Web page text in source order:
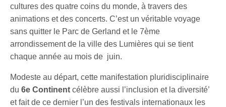
cultures des quatre coins du monde, à travers des
animations et des concerts. C’est un véritable voyage
sans quitter le Parc de Gerland et le 7ème
arrondissement de la ville des Lumières qui se tient
chaque année au mois de juin.
Modeste au départ, cette manifestation pluridisciplinaire
du6e Continentcélèbre aussi l’inclusion et la diversité’
et fait de ce dernier l’un des festivals internationaux les